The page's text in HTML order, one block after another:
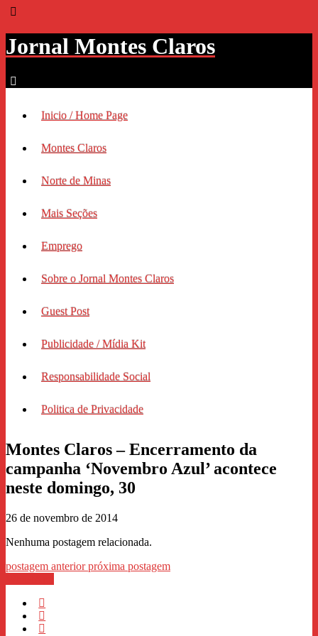
Jornal Montes Claros
Inicio / Home Page
Montes Claros
Norte de Minas
Mais Seções
Emprego
Sobre o Jornal Montes Claros
Guest Post
Publicidade / Mídia Kit
Responsabilidade Social
Politica de Privacidade
Montes Claros – Encerramento da
campanha ‘Novembro Azul’ acontece
neste domingo, 30
26 de novembro de 2014
Nenhuma postagem relacionada.
postagem anteriorpróxima postagem